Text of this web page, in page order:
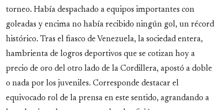
torneo. Había despachado a equipos importantes con
goleadas y encima no había recibido ningún gol, un récord
histórico. Tras el fiasco de Venezuela, la sociedad entera,
hambrienta de logros deportivos que se cotizan hoy a
precio de oro del otro lado de la Cordillera, apostó a doble
o nada por los juveniles. Corresponde destacar el
equivocado rol de la prensa en este sentido, agrandando a